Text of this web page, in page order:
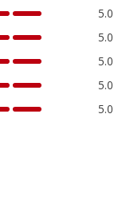
5.0
5.0
5.0
5.0
5.0